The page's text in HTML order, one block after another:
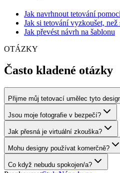
Jak navrhnout tetování
Jak si tetování vyzkoušet, než
Jak převést návrh na šablonu
OTÁZKY
Často kladené otázky
Přijme můj tetovací umělec tyto
Jsou moje fotografie v bezpečí?
Jak přesná je virtuální zkouška?
Mohu designy používat komerčně?
Co když nebudu spokojen/a?